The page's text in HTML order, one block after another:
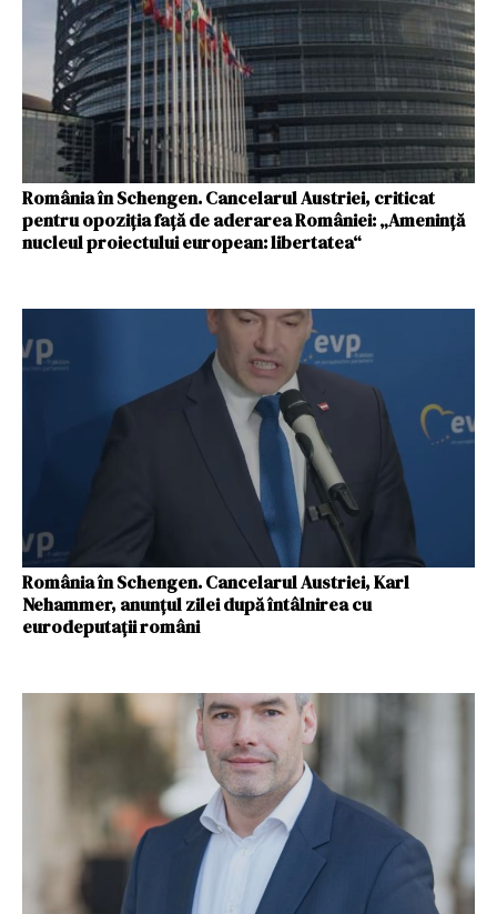
România în Schengen. Cancelarul Austriei, criticat
pentru opoziţia faţă de aderarea României: „Ameninţă
nucleul proiectului european: libertatea“
România în Schengen. Cancelarul Austriei, Karl
Nehammer, anunțul zilei după întâlnirea cu
eurodeputații români